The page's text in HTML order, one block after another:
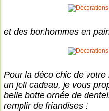
et des bonhommes en
Pour la déco chic de votre
un joli cadeau, je vous
belle botte ornée de
remplir de friandises !